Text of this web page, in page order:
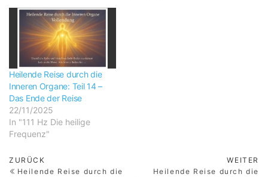
Heilende Reise durch die
Inneren Organe: Teil 14 –
Das Ende der Reise
22/11/2025
In "111 Hz Die heilige
Frequenz"
Beitragsnavigation
Vorheriger
Beitrag
ZURÜCK
Heilende Reise durch die
WEITER
Heilende Reise durch die